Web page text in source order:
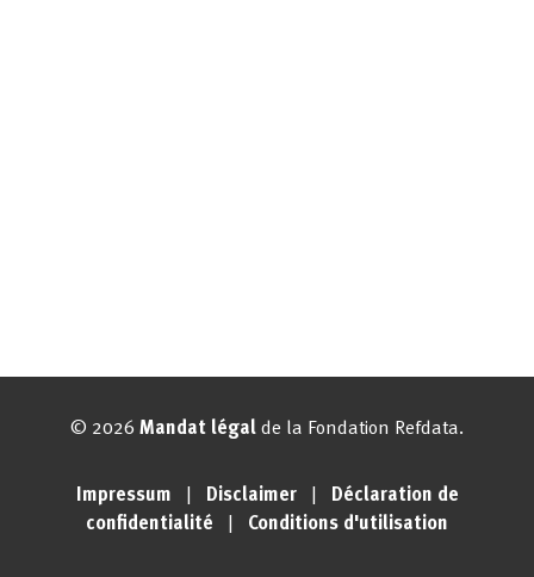
© 2026 Mandat légal de la Fondation Refdata.
Impressum Disclaimer|
Déclaration de
confidentialité
Conditions d'utilisation